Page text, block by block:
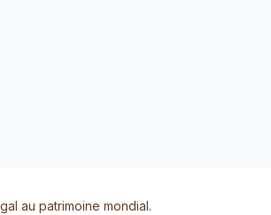
au patrimoine mondial.